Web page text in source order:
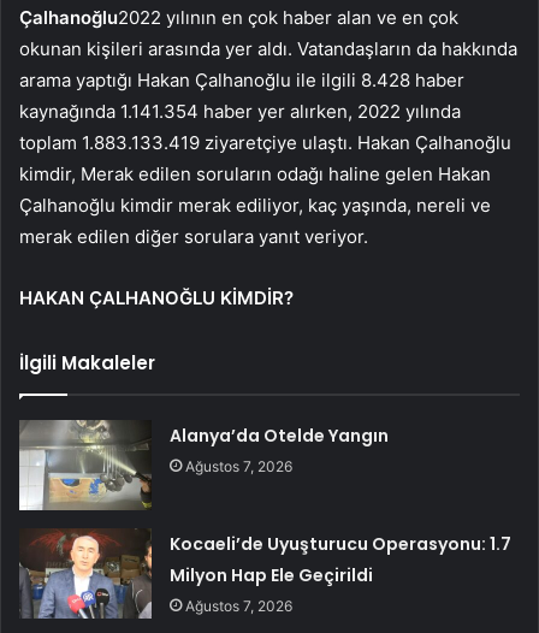
Çalhanoğlu2022 yılının en çok haber alan ve en çok
okunan kişileri arasında yer aldı. Vatandaşların da hakkında
arama yaptığı Hakan Çalhanoğlu ile ilgili 8.428 haber
kaynağında 1.141.354 haber yer alırken, 2022 yılında
toplam 1.883.133.419 ziyaretçiye ulaştı. Hakan Çalhanoğlu
kimdir, Merak edilen soruların odağı haline gelen Hakan
Çalhanoğlu kimdir merak ediliyor, kaç yaşında, nereli ve
merak edilen diğer sorulara yanıt veriyor.
HAKAN ÇALHANOĞLU KİMDİR?
İlgili Makaleler
Alanya’da Otelde Yangın
Ağustos 7, 2026
Kocaeli’de Uyuşturucu Operasyonu: 1.7
Milyon Hap Ele Geçirildi
Ağustos 7, 2026